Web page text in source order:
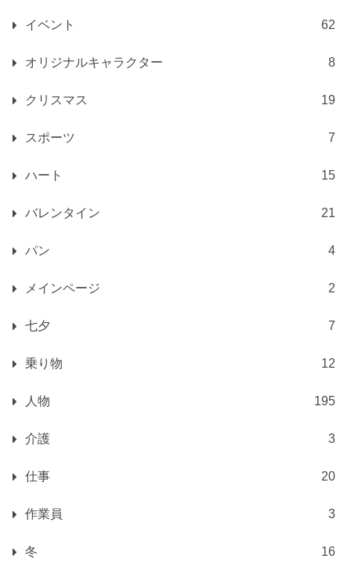
イベント 62
オリジナルキャラクター 8
クリスマス 19
スポーツ 7
ハート 15
バレンタイン 21
パン 4
メインページ 2
七夕 7
乗り物 12
人物 195
介護 3
仕事 20
作業員 3
冬 16